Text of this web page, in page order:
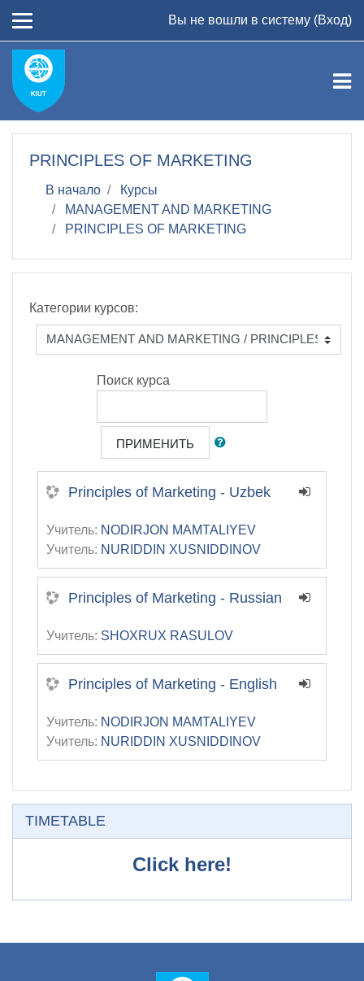
Вы не вошли в систему (Вход)
PRINCIPLES OF MARKETING
В начало
Курсы
MANAGEMENT AND MARKETING
PRINCIPLES OF MARKETING
Категории курсов:
Поиск курса
ПРИМЕНИТЬ
Principles of Marketing - Uzbek
Учитель: NODIRJON MAMTALIYEV
Учитель: NURIDDIN XUSNIDDINOV
Principles of Marketing - Russian
Учитель: SHOXRUX RASULOV
Principles of Marketing - English
Учитель: NODIRJON MAMTALIYEV
Учитель: NURIDDIN XUSNIDDINOV
TIMETABLE
Click here!